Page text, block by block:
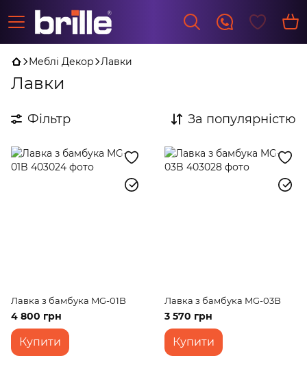
Меблі Декор Лавки
Лавки
Фільтр За популярністю
Лавка з бамбука MG-01B
4 800 грн
Купити
Лавка з бамбука MG-03B
3 570 грн
Купити